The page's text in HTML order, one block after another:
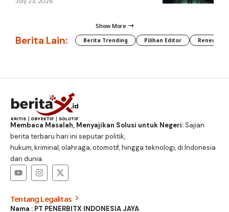
Show More
Berita Lain: Berita Trending Pilihan Editor
Membaca Masalah, Menyajikan Solusi untuk Negeri:Sajian
berita terbaru hari ini seputar politik,
hukum, kriminal, olahraga, otomotif, hingga teknologi, di Indonesia
dan dunia.
Tentang Legalitas
Nama : PT PENERBITX INDONESIA JAYA